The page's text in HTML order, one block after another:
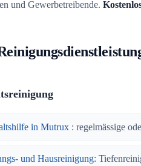
und Gewerbetreibende.
in Mutrux : regelmässige
und Hausreinigung: